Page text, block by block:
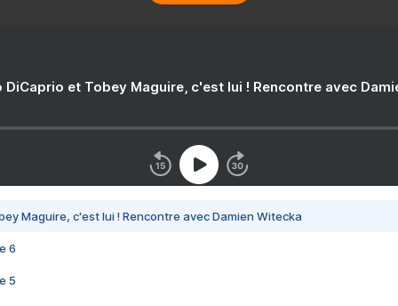
DiCaprio et Tobey Maguire, c'est lui ! Rencontre avec
Maguire, c'est lui ! Rencontre avec Damien Witecka
6
5